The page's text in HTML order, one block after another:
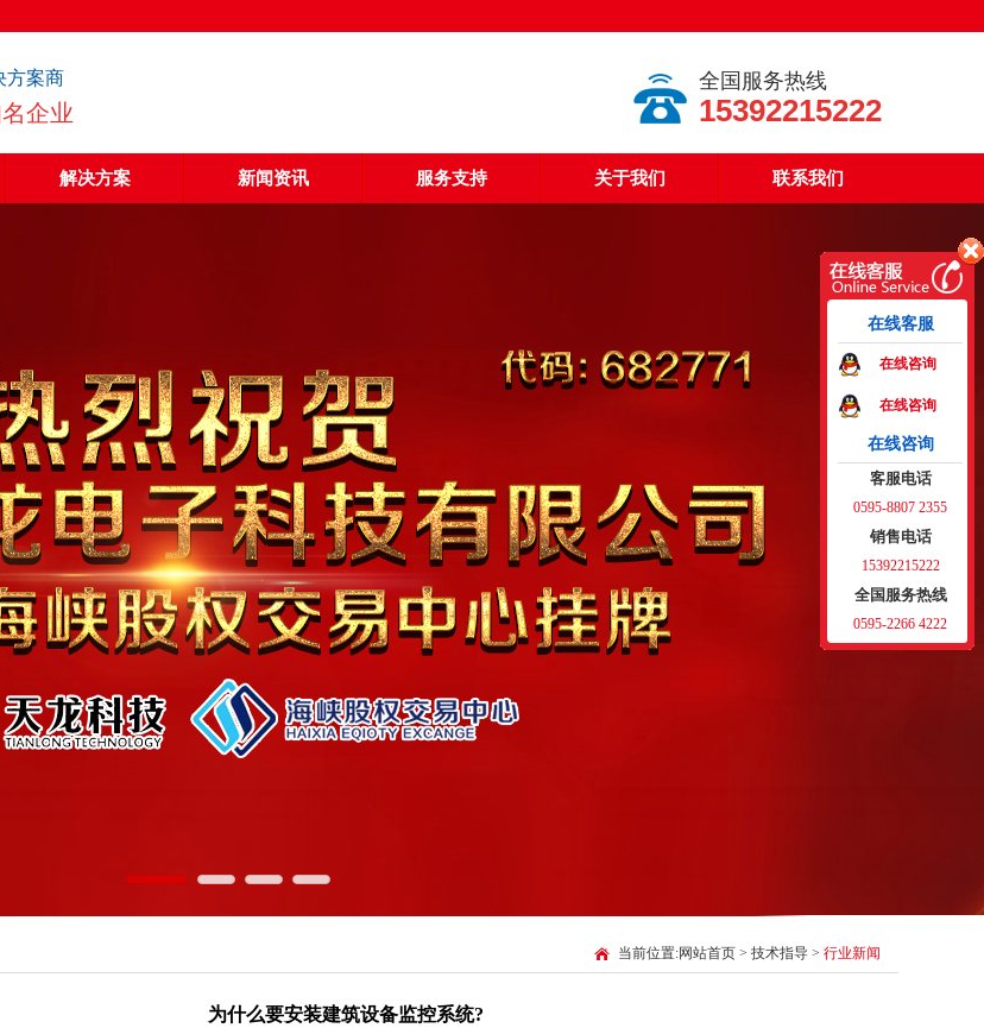
方案商
企业
全国服务热线
15392215222
解决方案 新闻资讯 服务支持 关于我们 联系我们
当前位置:网站首页 > 技术指导 > 行业新闻
为什么要安装建筑设备监控系统?
在线客服
在线咨询
在线咨询
在线咨询
客服电话
0595-8807 2355
销售电话
15392215222
全国服务热线
0595-2266 4222